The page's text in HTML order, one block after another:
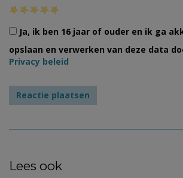
Ja, ik ben 16 jaar of ouder en ik ga
opslaan en verwerken van deze data
Privacy beleid
Lees ook